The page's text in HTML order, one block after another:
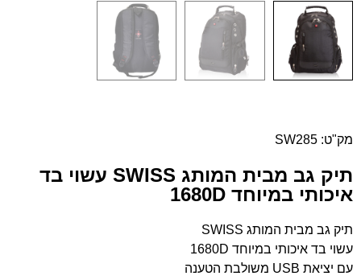
מק"ט: SW285
תיק גב מבית המותג SWISS עשוי בד
איכותי במיוחד 1680D
תיק גב מבית המותג SWISS
עשוי בד איכותי במיוחד 1680D
עם יציאת USB משולבת הטענה